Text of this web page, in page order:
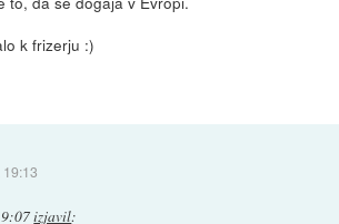
k frizerju :)
izjavil: